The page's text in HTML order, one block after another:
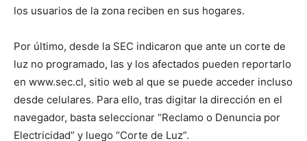
los usuarios de la zona reciben en sus hogares.
Por último, desde la SEC indicaron que ante un corte de
luz no programado, las y los afectados pueden reportarlo
en www.sec.cl, sitio web al que se puede acceder incluso
desde celulares. Para ello, tras digitar la dirección en el
navegador, basta seleccionar “Reclamo o Denuncia por
Electricidad” y luego “Corte de Luz”.